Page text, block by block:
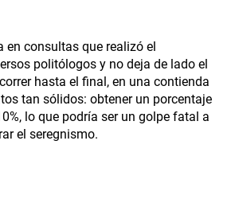
en consultas que realizó el
politólogos y no deja de lado el
hasta el final, en una contienda
tan sólidos: obtener un porcentaje
lo que podría ser un golpe fatal a
el seregnismo.